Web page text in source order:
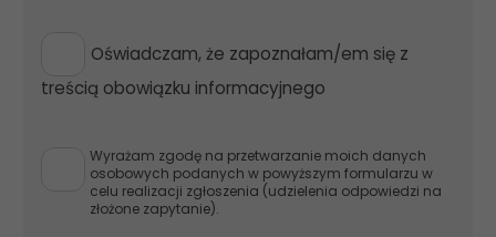
Oświadczam, że zapoznałam/em się z
treścią obowiązku informacyjnego
Wyrażam zgodę na przetwarzanie moich danych
osobowych podanych w powyższym formularzu w
celu realizacji zgłoszenia (udzielenia odpowiedzi na
złożone zapytanie).